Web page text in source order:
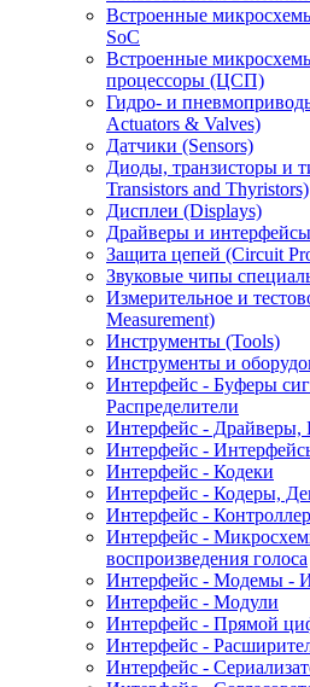
Встроенные
SoC
Встроенные
процессоры (ЦСП)
Гидро- и
Actuators & Valves)
Датчики (Sensors)
Диоды, транзисторы и
Transistors and Thyristors)
Дисплеи (Displays)
Драйверы и
Защита цепей (Circuit
Звуковые чипы
Измерительное и
Measurement)
Инструменты (Tools)
Инструменты и
Интерфейс - Буферы
Распределители
Интерфейс -
Интерфейс -
Интерфейс - Кодеки
Интерфейс - Кодеры,
Интерфейс -
Интерфейс -
воспроизведения голоса
Интерфейс - Модемы -
Интерфейс - Модули
Интерфейс - Прямой
Интерфейс -
Интерфейс -